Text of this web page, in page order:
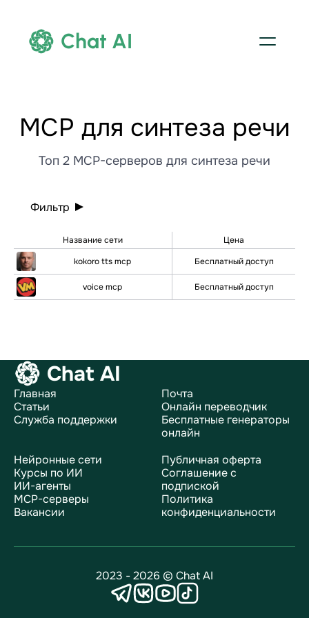
Chat AI
МСР для синтеза речи
Топ 2 MCP-серверов для синтеза речи
Фильтр
Название сети
Цена
kokoro tts mcp
Бесплатный доступ
voice mcp Бесплатный доступ
Chat AI
Главная
Статьи
Служба поддержки
Почта
Онлайн переводчик
Бесплатные генераторы
онлайн
Нейронные сети
Курсы по ИИ
ИИ-агенты
MCP-серверы
Вакансии
Публичная оферта
Соглашение с
подпиской
Политика
конфиденциальности
2023 - 2026 © Chat AI